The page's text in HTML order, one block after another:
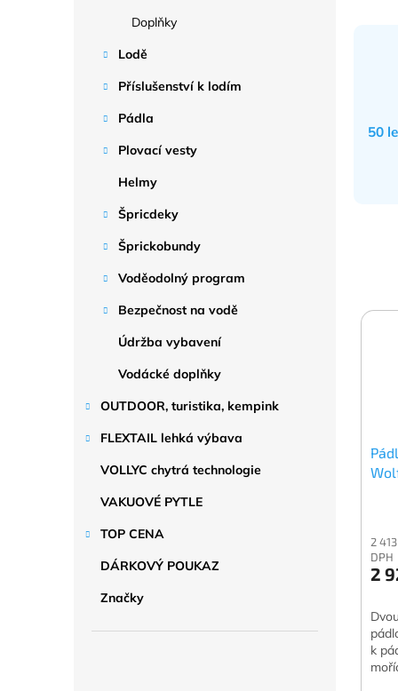
Doplňky
Lodě
Příslušenství k lodím
Pádla
Plovací vesty
Helmy
Špricdeky
Šprickobundy
Voděodolný program
Bezpečnost na vodě
Údržba vybavení
Vodácké doplňky
OUTDOOR, turistika, kempink
FLEXTAIL lehká výbava
VOLLYC chytrá technologie
VAKUOVÉ PYTLE
TOP CENA
DÁRKOVÝ POUKAZ
Značky
50
2
DPH
2
k